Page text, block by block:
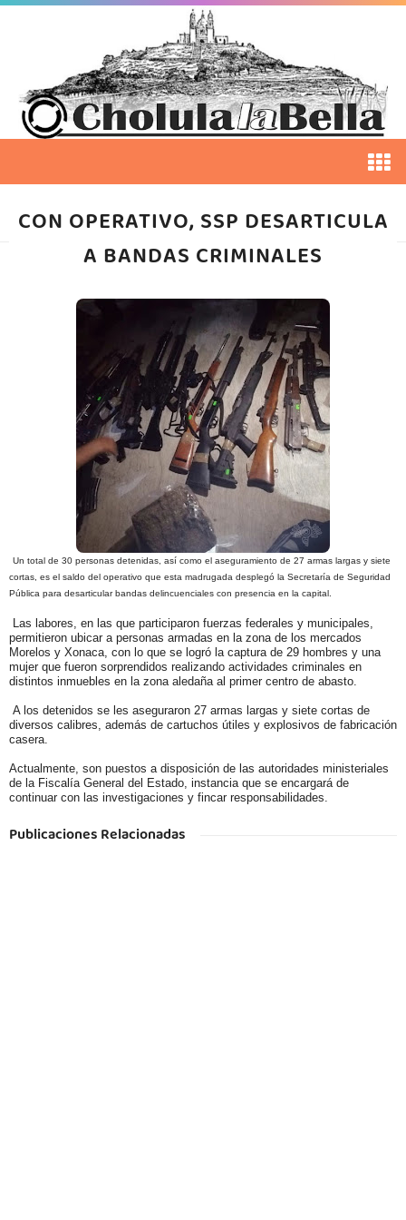
CON OPERATIVO, SSP DESARTICULA
A BANDAS CRIMINALES
Un total de 30 personas detenidas, así como el aseguramiento de 27 armas largas y siete
cortas, es el saldo del operativo que esta madrugada desplegó la Secretaría de Seguridad
Pública para desarticular bandas delincuenciales con presencia en la capital.
Las labores, en las que participaron fuerzas federales y municipales,
permitieron ubicar a personas armadas en la zona de los mercados
Morelos y Xonaca, con lo que se logró la captura de 29 hombres y una
mujer que fueron sorprendidos realizando actividades criminales en
distintos inmuebles en la zona aledaña al primer centro de abasto.
A los detenidos se les aseguraron 27 armas largas y siete cortas de
diversos calibres, además de cartuchos útiles y explosivos de fabricación
casera.
Actualmente, son puestos a disposición de las autoridades ministeriales
de la Fiscalía General del Estado, instancia que se encargará de
continuar con las investigaciones y fincar responsabilidades.
Publicaciones Relacionadas